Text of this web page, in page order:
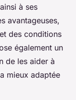
à ses
avantageuses,
des conditions
également un
de les aider à
mieux adaptée